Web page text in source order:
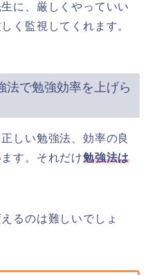
に、厳しくやっていい
く監視してくれます。
法で勉強効率を上げら
しい勉強法、効率の良
す。それだけ勉強法は
るのは難しいでしょ